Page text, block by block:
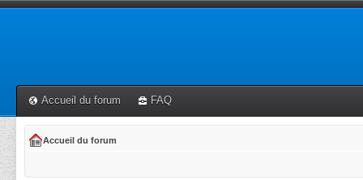
Accueil du forum FAQ
Accueil du forum